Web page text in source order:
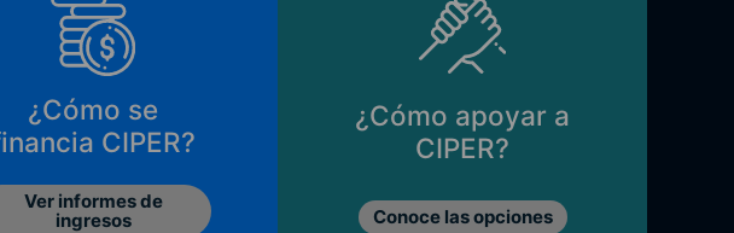
¿Cómo apoyar a
CIPER?
Conoce las opciones
Principios de
CIPER
Lo que nos mueve